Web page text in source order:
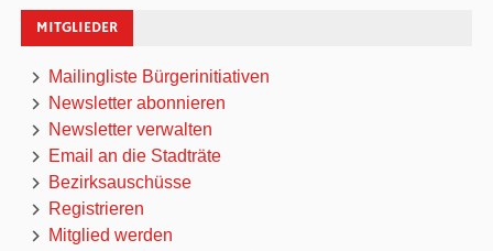
MITGLIEDER
Mailingliste Bürgerinitiativen
Newsletter abonnieren
Newsletter verwalten
Email an die Stadträte
Bezirksauschüsse
Registrieren
Mitglied werden